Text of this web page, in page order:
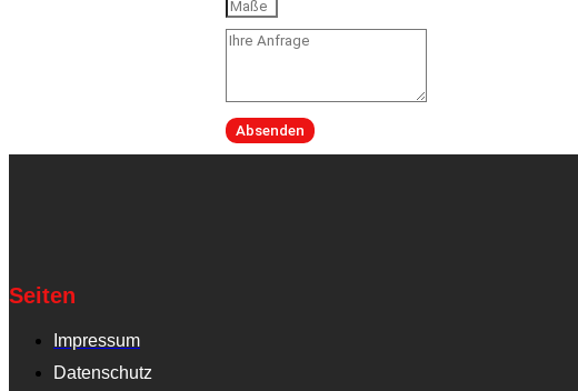
Absenden
Seiten
Impressum
Datenschutz